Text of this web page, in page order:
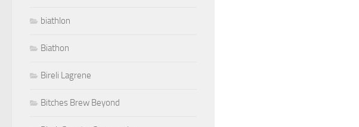
biathlon
Biathon
Bireli Lagrene
Bitches Brew Beyond